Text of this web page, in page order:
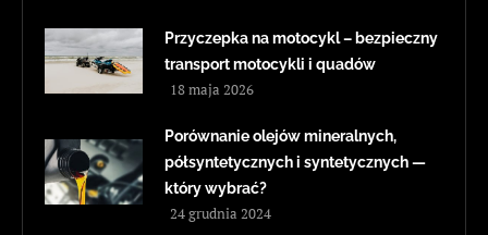
Przyczepka na motocykl – bezpieczny
transport motocykli i quadów
18 maja 2026
Porównanie olejów mineralnych,
półsyntetycznych i syntetycznych —
który wybrać?
24 grudnia 2024